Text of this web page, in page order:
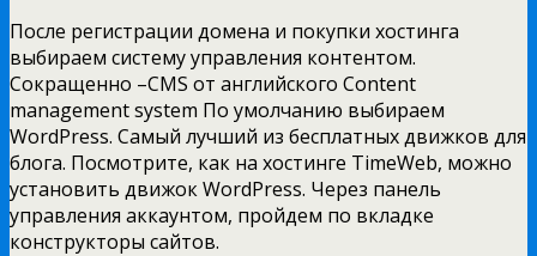
После регистрации домена и покупки хостинга
выбираем систему управления контентом.
Сокращенно –CMS от английского Content
management system По умолчанию выбираем
WordPress. Самый лучший из бесплатных движков для
блога. Посмотрите, как на хостинге TimeWeb, можно
установить движок WordPress. Через панель
управления аккаунтом, пройдем по вкладке
конструкторы сайтов.